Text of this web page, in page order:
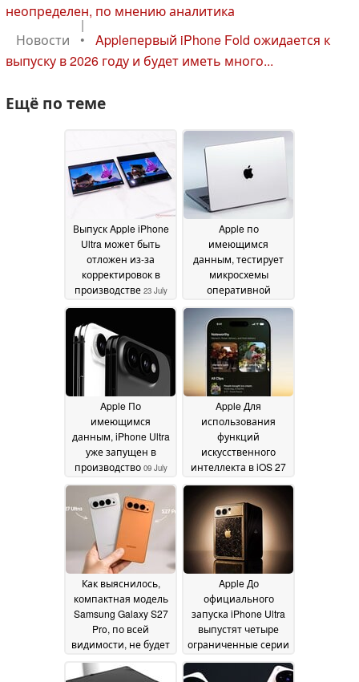
неопределен, по мнению аналитика
|
Новости
•
Appleпервый iPhone Fold ожидается к
выпуску в 2026 году и будет иметь много...
Ещё по теме
Выпуск Apple iPhone
Ultra может быть
отложен из-за
корректировок в
производстве 23 July
2026
Apple по
имеющимся
данным, тестирует
микросхемы
оперативной
произведенные
китайской
компанией, в
отношении которой
США ввели
ограничения09 July
2026
Apple По
имеющимся
данным, iPhone Ultra
уже запущен в
производство 09 July
2026
Apple Для
использования
функций
искусственного
интеллекта в iOS 27
требуется
дорогостоящая
подписка 07 July 2026
Как выяснилось,
компактная модель
Samsung Galaxy S27
Pro, по всей
видимости, не будет
процессором
Apple До
официального
запуска iPhone Ultra
выпустят четыре
ограниченные серии
06 July 2026